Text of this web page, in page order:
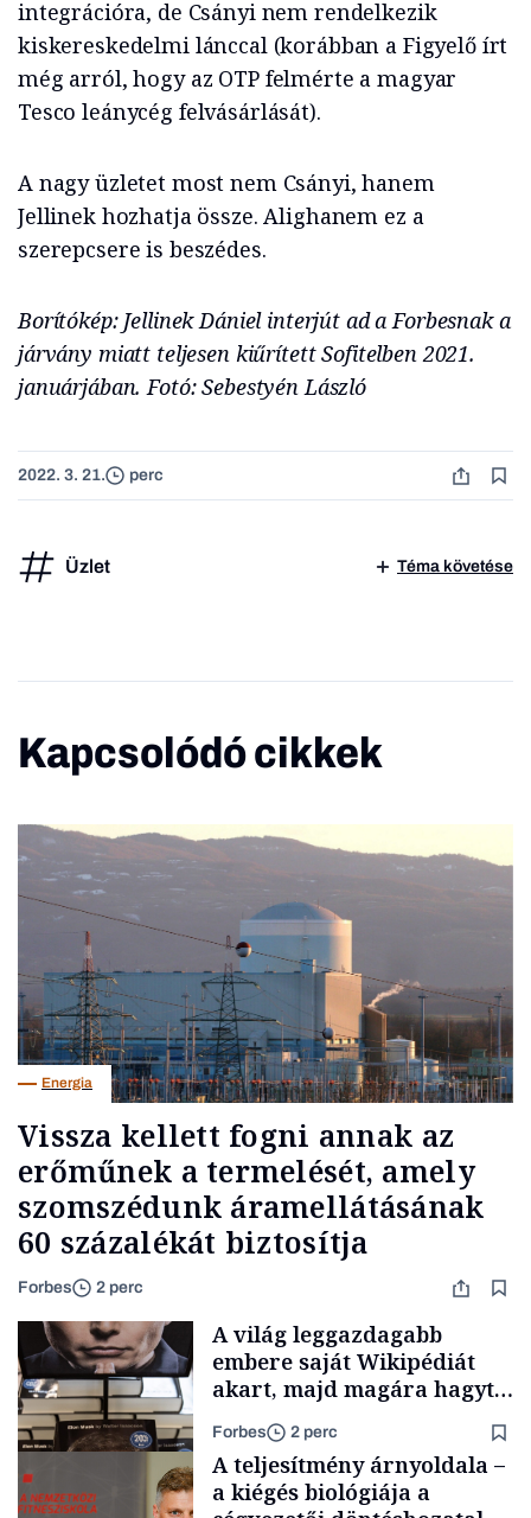
integrációra, de Csányi nem rendelkezik
kiskereskedelmi lánccal (korábban a Figyelő írt
még arról, hogy az OTP felmérte a magyar
Tesco leánycég felvásárlását).
A nagy üzletet most nem Csányi, hanem
Jellinek hozhatja össze. Alighanem ez a
szerepcsere is beszédes.
Borítókép: Jellinek Dániel interjút ad a Forbesnak a
járvány miatt teljesen kiűrített Sofitelben 2021.
januárjában. Fotó: Sebestyén László
2022. 3. 21. perc
Üzlet Téma követése
Kapcsolódó cikkek
Energia
Vissza kellett fogni annak az
erőműnek a termelését, amely
szomszédunk áramellátásának
60 százalékát biztosítja
Forbes 2 perc
A világ leggazdagabb
embere saját Wikipédiát
akart, majd magára hagyta.
ellenőrizetlen
információkat
Forbes 2 perc
A teljesítmény árnyoldala –
a kiégés biológiája a